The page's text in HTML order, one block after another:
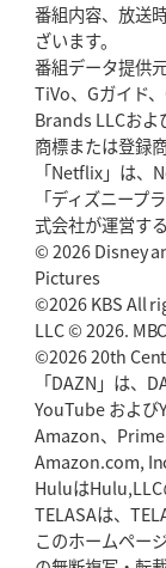
番組内容、放送
ざいます。
番組データ提供
TiVo、Gガイド
Brands LLCおよ
商標または登録
「Netflix」は、
「ディズニープ
式会社が運営す
© 2026 Disney
Pictures
©2026 KBS All
LLC © 2026.
©2026 20th
「DAZN」は、
YouTube および
Amazon、
Amazon.com,
HuluはHulu,LLC
TELASAは、
このホームペー